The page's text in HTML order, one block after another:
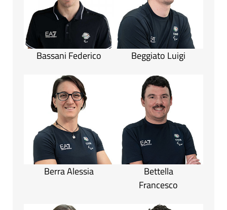
Bassani Federico Beggiato Luigi
Berra Alessia
Bettella
Francesco